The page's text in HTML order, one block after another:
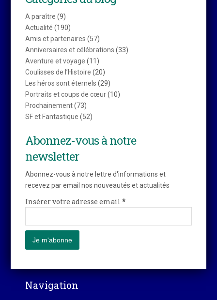
A paraître (9)
Actualité (190)
Amis et partenaires (57)
Anniversaires et célébrations (33)
Aventure et voyage (11)
Coulisses de l’Histoire (20)
Les héros sont éternels (29)
Portraits et coups de cœur(10)
Prochainement(73)
SF et Fantastique (52)
Abonnez-vous à notre
newsletter
Abonnez-vous à notre lettre d'informations et
recevez par email nos nouveautés et actualités
Insérer votre adresse email*
Navigation